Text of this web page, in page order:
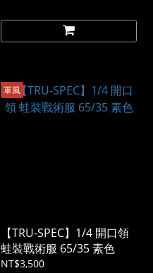
軍風
【TRU-SPEC】1/4 開口領
蛙裝戰術服 65/35 素色
NT$3,500